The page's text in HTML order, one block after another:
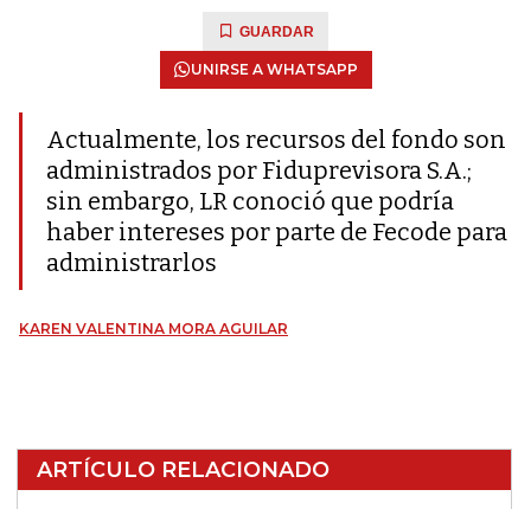
GUARDAR
UNIRSE A WHATSAPP
Actualmente, los recursos del fondo son
administrados por Fiduprevisora S.A.;
sin embargo, LR conoció que podría
haber intereses por parte de Fecode para
administrarlos
KAREN VALENTINA MORA AGUILAR
ARTÍCULO RELACIONADO